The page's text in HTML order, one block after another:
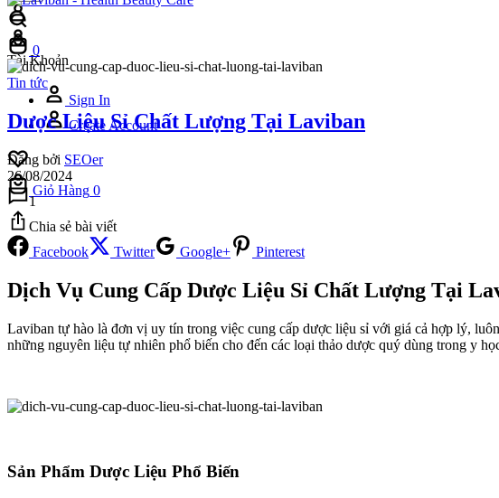
Tài Khoản
Sign In
Create Account
Giỏ Hàng 0
0
Tin tức
Dược Liệu Sỉ Chất Lượng Tại Laviban
Đăng bởi SEOer
26/08/2024
1
Chia sẻ bài viết
Facebook
Twitter Google+ Pinterest
Dịch Vụ Cung Cấp Dược Liệu Sỉ Chất Lượng Tại
Laviban tự hào là đơn vị uy tín trong việc cung cấp dược liệu sỉ với giá cả hợp lý,
những nguyên liệu tự nhiên phổ biến cho đến các loại thảo dược quý dùng trong y
Sản Phẩm Dược Liệu Phổ Biến